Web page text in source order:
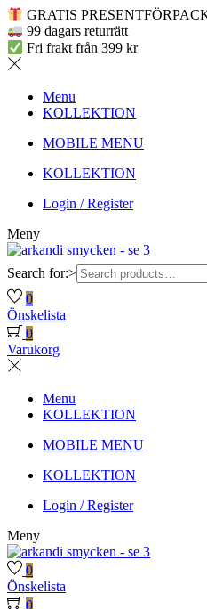
GRATIS
99 dagars returrätt
Fri frakt från 399 kr
Menu
KOLLEKTION
MOBILE MENU
KOLLEKTION
Login / Register
Meny
Search for:>
0
Önskelista
0
Varukorg
Menu
KOLLEKTION
MOBILE MENU
KOLLEKTION
Login / Register
Meny
0
Önskelista
0